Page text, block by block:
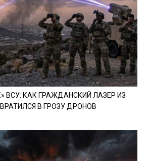
ВСУ: КАК ГРАЖДАНСКИЙ ЛАЗЕР ИЗ
В ГРОЗУ ДРОНОВ